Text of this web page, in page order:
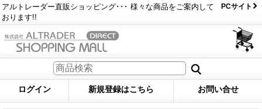
アルトレーダー直販ショッピング･･･ 様々な商品をご案内して
おります!!
PCサイト
ログイン 新規登録はこちら お問い合せ